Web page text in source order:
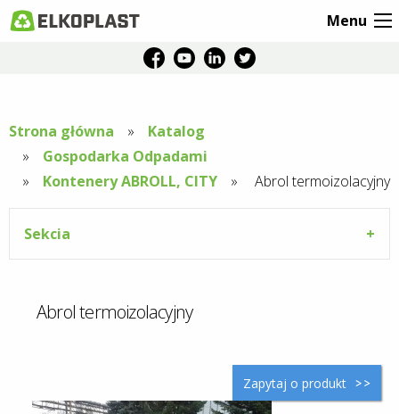
Menu
Strona główna
Katalog
Gospodarka Odpadami
Kontenery ABROLL, CITY
Aktuální
stránka:
Abrol termoizolacyjny
Sekcia
Abrol termoizolacyjny
Zapytaj o produkt